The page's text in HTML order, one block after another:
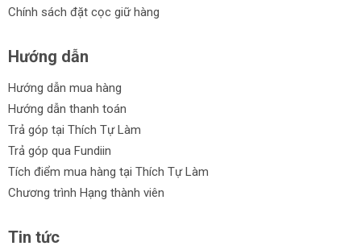
Chính sách đặt cọc giữ hàng
Hướng dẫn
Hướng dẫn mua hàng
Hướng dẫn thanh toán
Trả góp tại Thích Tự Làm
Trả góp qua Fundiin
Tích điểm mua hàng tại Thích Tự Làm
Chương trình Hạng thành viên
Tin tức